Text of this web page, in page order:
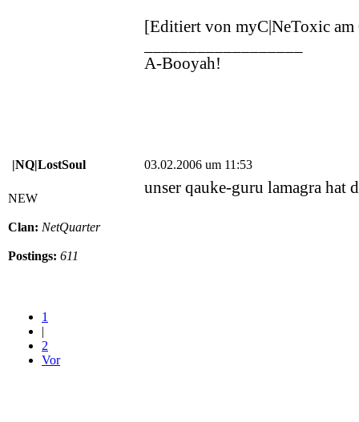
[Editiert von myC|NeToxic
A-Booyah!
|NQ|LostSoul 03.02.2006 um 11:53
NEW
Clan: NetQuarter
Postings: 611
unser qauke-guru lamagra hat
1
|
2
Vor